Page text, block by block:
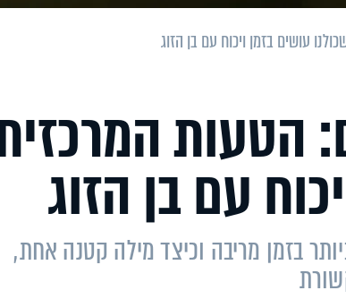
עושים בזמן ויכוח עם בן הזוג
הטעות
עם בן הזוג
בזמן מריבה וכיצד מילה קטנה אחת,